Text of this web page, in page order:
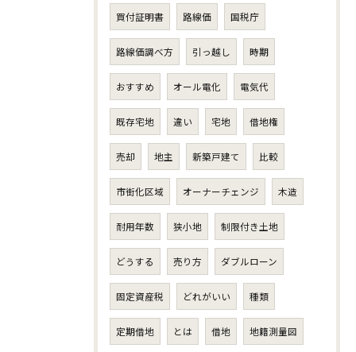
買付証明書 路線価 国税庁
路線価調べ方 引っ越し 時期
おすすめ オール電化 電気代
既存宅地 違い 宅地 借地権
売却 地主 新築戸建て 比較
市街化区域 オーナーチェンジ 木造
耐用年数 狭小地 制限付き土地
どうする 売り方 ダブルローン
固定資産税 どれがいい 種類
定期借地 とは 借地 地籍測量図